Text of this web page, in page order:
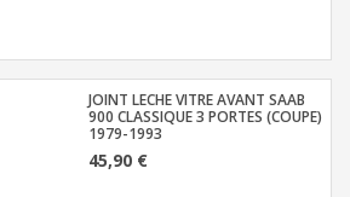
JOINT LECHE VITRE AVANT SAAB
900 CLASSIQUE 3 PORTES (COUPE)
1979-1993
45,90 €